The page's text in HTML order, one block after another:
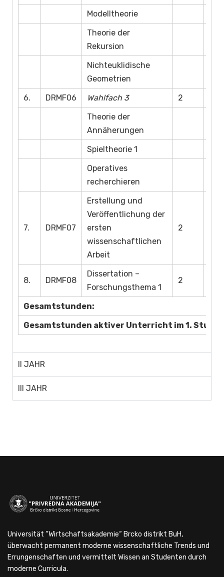
Modelltheorie
Theorie der
Rekursion
Nichteuklidische
Geometrien
6.
DRMF06 Wahlfach 3
2
Theorie der
Annäherungen
Spieltheorie 1
Operatives
recherchieren
7. DRMF07
Erstellung und
Veröffentlichung der
ersten
wissenschaftlichen
Arbeit
2
8. DRMF08
Dissertation –
Forschungsthema 1
2
Gesamtstunden:
Gesamtstunden aktiver Unterricht im 1.
II JAHR
III JAHR
Universität “Wirtschaftsakademie“ Brcko distrikt BuH,
überwacht permanent moderne wissenschaftliche Trends und
Errungenschaften und vermittelt Wissen an Studenten durch
moderne Curricula.